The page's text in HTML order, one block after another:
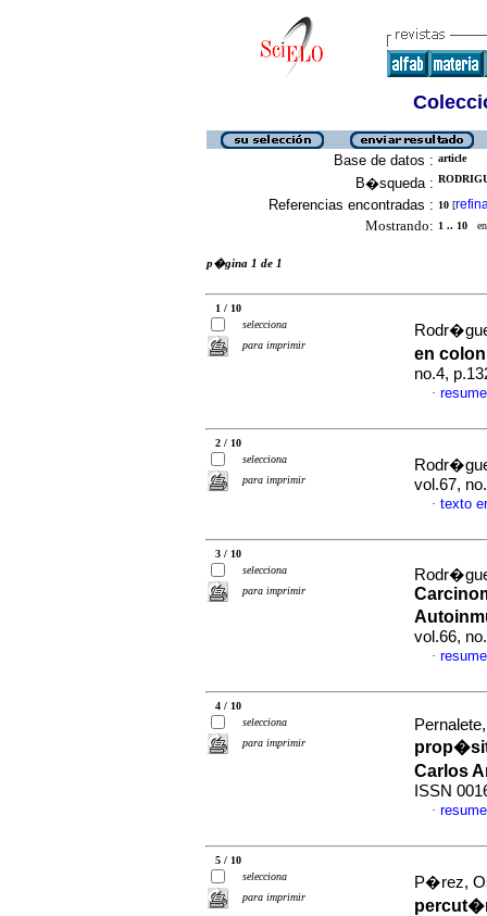
Base de datos : article
B�squeda :
Referencias encontradas : 10 [
Mostrando: 1 .. 10 en
p�gina 1 de 1
1 / 10
selecciona
para imprimir
en
no.4,
·
2 / 10
selecciona
para imprimir
vol.67,
· texto
3 / 10
selecciona
para imprimir
vol.66,
·
4 / 10
selecciona
para imprimir
Carlos
ISSN
·
5 / 10
selecciona
para imprimir
P�rez,